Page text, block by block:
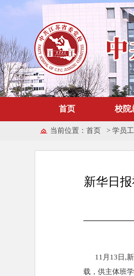
首页 校院
当前位置： 首页 > 学员
新华日
11月13日,新
载，供主体班